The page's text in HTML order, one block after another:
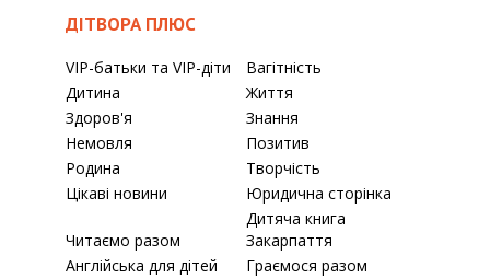
ДІТВОРА ПЛЮС
VIP-батьки та VIP-діти
Вагітність
Дитина
Життя
Здоров'я
Знання
Немовля
Позитив
Родина
Творчість
Цікаві новини
Юридична сторінка
Читаємо разом
Дитяча книга
Закарпаття
Англійська для дітей
Граємося разом